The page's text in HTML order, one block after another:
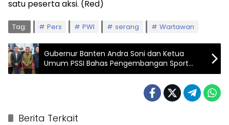
satu peserta aksi. (Red)
Tag: Pers PWI serang Wartawan
Gubernur Banten Andra Soni dan Ketua
Umum PSSI Bahas Pengembangan Sport
Center
Berita Terkait